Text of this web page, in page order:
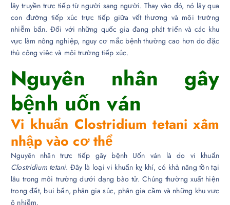
lây truyền trực tiếp từ người sang người. Thay vào đó, nó lây qua
con đường tiếp xúc trực tiếp giữa vết thương và môi trường
nhiễm bẩn. Đối với những quốc gia đang phát triển và các khu
vực làm nông nghiệp, nguy cơ mắc bệnh thường cao hơn do đặc
thù công việc và môi trường tiếp xúc.
Nguyên nhân gây
bệnh uốn ván
Vi khuẩn Clostridium tetani xâm
nhập vào cơ thể
Nguyên nhân trực tiếp gây bệnh Uốn ván là do vi khuẩn
Clostridium tetani. Đây là loại vi khuẩn kỵ khí, có khả năng tồn tại
lâu trong môi trường dưới dạng bào tử. Chúng thường xuất hiện
trong đất, bụi bẩn, phân gia súc, phân gia cầm và những khu vực
ô nhiễm.